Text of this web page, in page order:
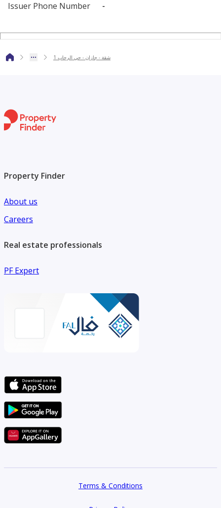
Issuer Phone Number
-
شقة - جازان - حي الرحاب 1
Property Finder
About us
Careers
Real estate professionals
PF Expert
Terms & Conditions